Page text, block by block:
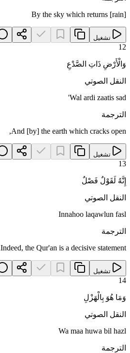
By the sky which returns [rain]
تشغيل
12
وَالْأَرْضِ ذَاتِ الصَّدْعِ
النقل الصوتي
Wal ardi zaatis sad'
الترجمة
And [by] the earth which cracks open,
تشغيل
13
إِنَّهُ لَقَوْلٌ فَصْلٌ
النقل الصوتي
Innahoo laqawlun fasl
الترجمة
Indeed, the Qur'an is a decisive statement,
تشغيل
14
وَمَا هُوَ بِالْهَزْلِ
النقل الصوتي
Wa maa huwa bil hazl
الترجمة